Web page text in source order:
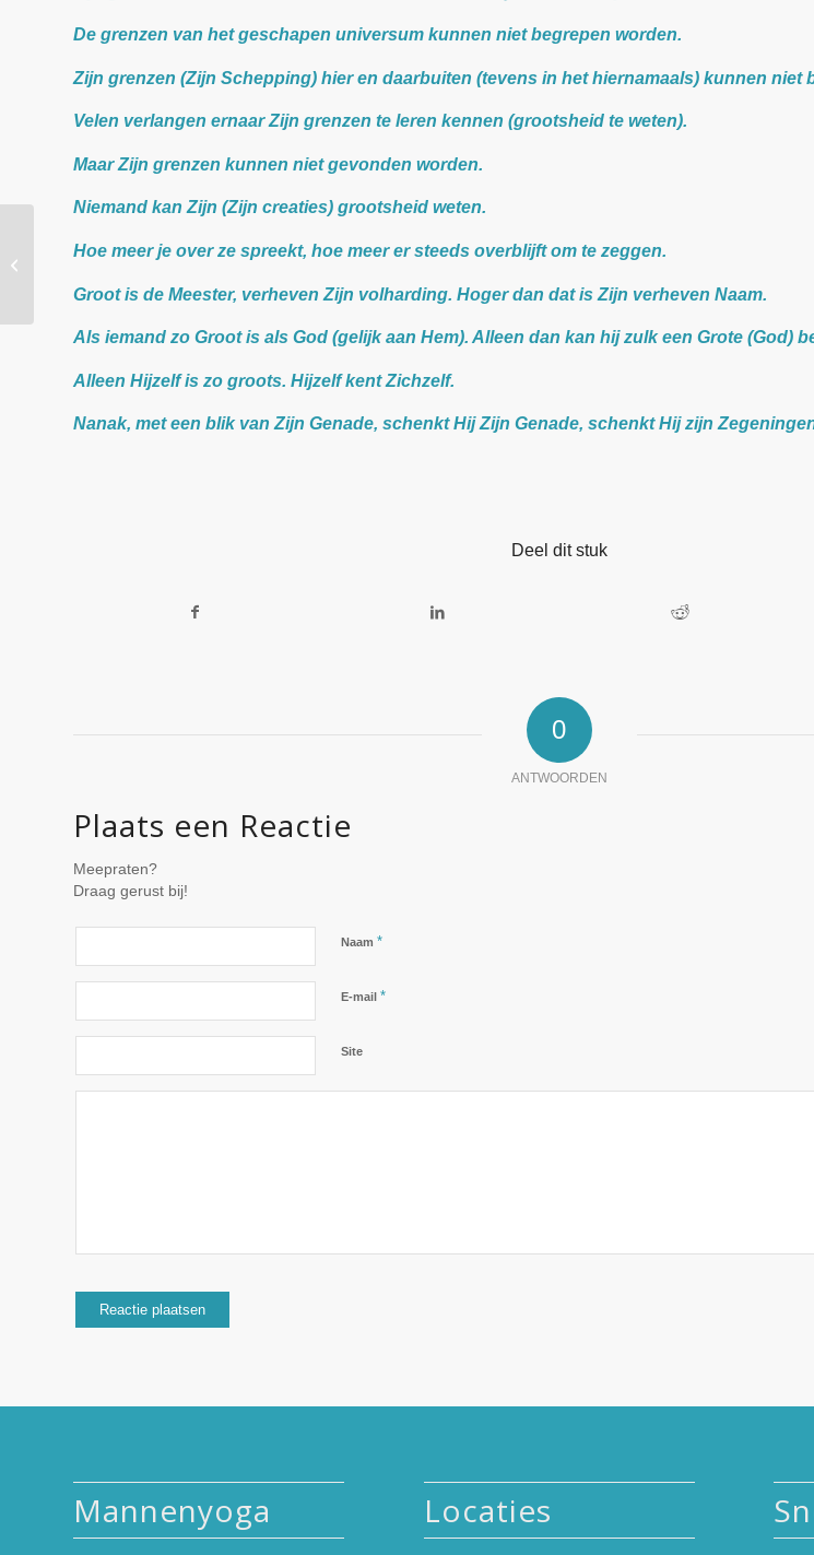
De grenzen van het geschapen universum kunnen niet begrepen worden.
Zijn grenzen (Zijn Schepping) hier en daarbuiten (tevens in het hiernamaals) kunnen niet
Velen verlangen ernaar Zijn grenzen te leren kennen (grootsheid te weten).
Maar Zijn grenzen kunnen niet gevonden worden.
Niemand kan Zijn (Zijn creaties) grootsheid weten.
Hoe meer je over ze spreekt, hoe meer er steeds overblijft om te zeggen.
Groot is de Meester, verheven Zijn volharding. Hoger dan dat is Zijn verheven Naam.
Als iemand zo Groot is als God (gelijk aan Hem). Alleen dan kan hij zulk een Grote (God)
Alleen Hijzelf is zo groots. Hijzelf kent Zichzelf.
Nanak, met een blik van Zijn Genade, schenkt Hij Zijn Genade, schenkt Hij zijn
Deel dit stuk
0
ANTWOORDEN
Plaats een Reactie
Meepraten?
Draag gerust bij!
Naam *
E-mail *
Site
Mannenyoga Locaties
Pauri van de Japji,
innerlijke...